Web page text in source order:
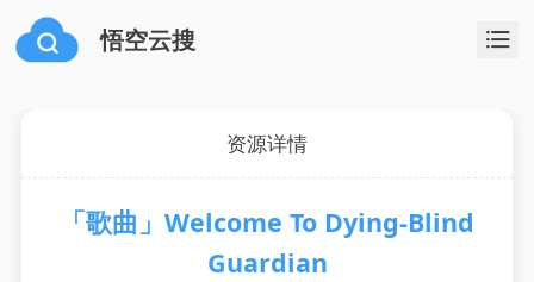
悟空云搜
资源详情
「歌曲」Welcome To Dying-Blind
Guardian